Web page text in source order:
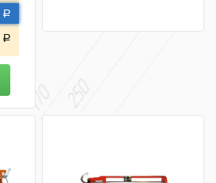
Р
Р